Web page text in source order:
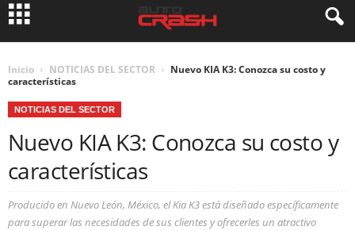
Inicio NOTICIAS DEL SECTOR
Nuevo KIA K3: Conozca su costo y
características
NOTICIAS DEL SECTOR
Nuevo KIA K3: Conozca su costo y
características
Producido en Nuevo León, México, el Kia K3 está diseñado específicamente
para superar las necesidades de sus clientes y ofrecerles un atractivo